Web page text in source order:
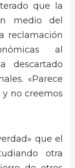
que la
medio del
reclamación
al
descartado
«Parece
no creemos
que el
otra